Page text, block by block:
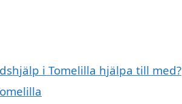
i Tomelilla hjälpa till med?